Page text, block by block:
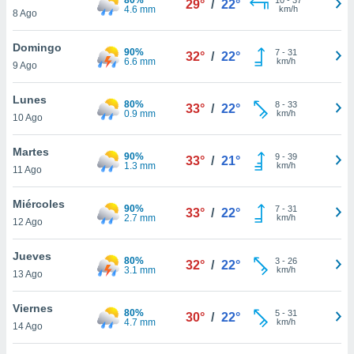
más
nuestra
y
de
disponible
cookies
aceptar
8 Ago
4.6 mm
29° / 22°
km/h
Domingo
9 Ago
90%
6.6 mm
32° / 22° 7- 31
km/h
Lunes
10 Ago
80%
0.9 mm
33° / 22° 8- 33
km/h
Martes
11 Ago
90%
1.3 mm
33° / 21° 9- 39
km/h
Miércoles
12 Ago
90%
2.7 mm
33° / 22° 7- 31
km/h
Jueves
13 Ago
80%
3.1 mm
32° / 22° 3- 26
km/h
Viernes
14 Ago
80%
4.7 mm
30° / 22° 5- 31
km/h